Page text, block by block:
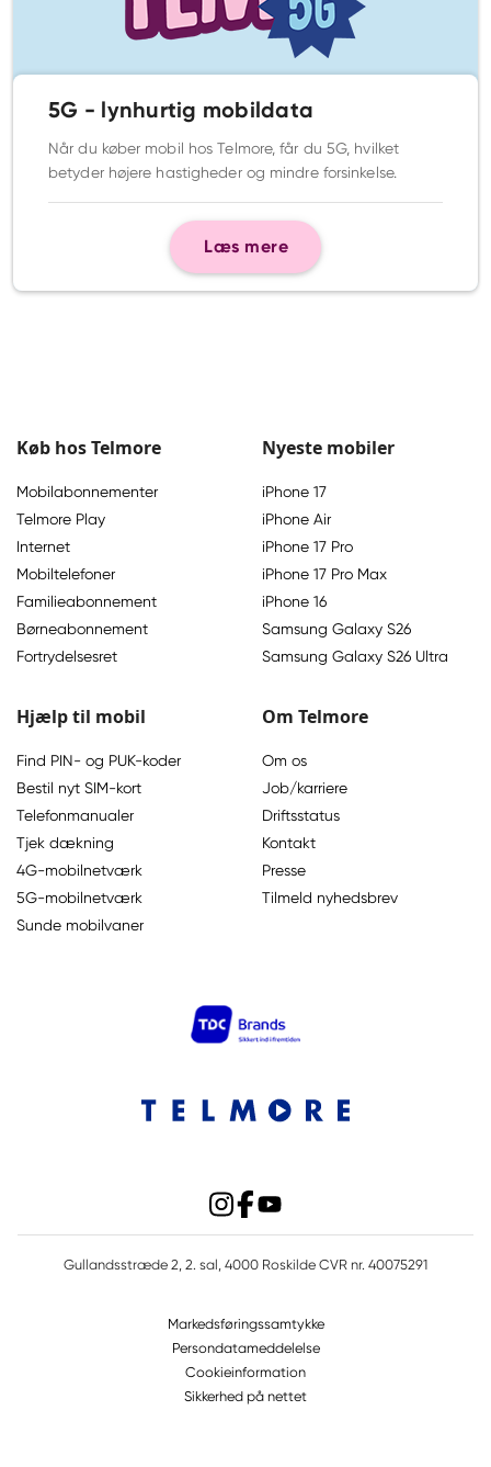
5G - lynhurtig mobildata
Når du køber mobil hos Telmore, får du 5G, hvilket
betyder højere hastigheder og mindre forsinkelse.
Læs mere
Køb hos Telmore
Mobilabonnementer
Telmore Play
Internet
Mobiltelefoner
Familieabonnement
Børneabonnement
Fortrydelsesret
Nyeste mobiler
iPhone 17
iPhone Air
iPhone 17 Pro
iPhone 17 Pro Max
iPhone 16
Samsung Galaxy S26
Samsung Galaxy S26 Ultra
Hjælp til mobil
Find PIN- og PUK-koder
Bestil nyt SIM-kort
Telefonmanualer
Tjek dækning
4G-mobilnetværk
5G-mobilnetværk
Sunde mobilvaner
Om Telmore
Om os
Job/karriere
Driftsstatus
Kontakt
Presse
Tilmeld nyhedsbrev
Gullandsstræde 2, 2. sal, 4000 Roskilde CVR nr. 40075291
Markedsføringssamtykke
Persondatameddelelse
Cookieinformation
Sikkerhed på nettet